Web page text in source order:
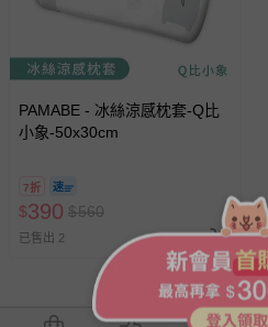
PAMABE - 冰絲涼感枕套-Q比
小象-50x30cm
7折
$390 $560
已售出 2